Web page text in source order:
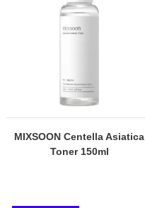
MIXSOON Centella Asiatica
Toner 150ml